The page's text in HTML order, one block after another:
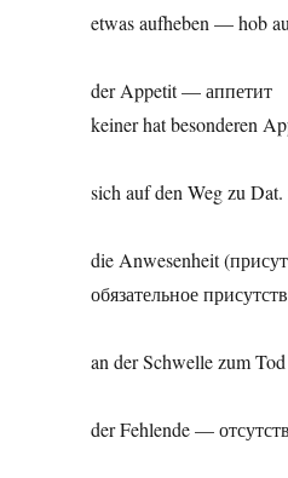
etwas aufheben — hob
der Appetit — аппетит
keiner hat besonderen
sich auf den Weg zu
die Anwesenheit
обязательное
an der Schwelle zum
der Fehlende —